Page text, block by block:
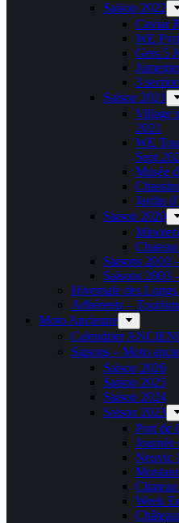
Saison 2022
Caviar
WE
Gers 5
3
Saison 2021
Village
2021
WE
Musée
Jardin
Saison 2020
Saisons 2010
Saisons 2003
Hivernale des Longs
Adhérents –
Moto Ancienne
Calendrier
Saisons – Moto
Saison 2026
Saison 2025
Saison 2024
Saison 2023
Port de
Neuvic
Week